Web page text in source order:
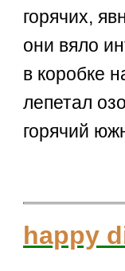
горячих,
они вяло
в коробке
лепетал
горячий
happy